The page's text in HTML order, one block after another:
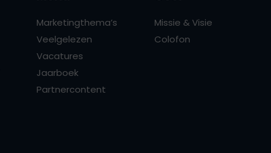
Marketingthema’s
Veelgelezen
Vacatures
Jaarboek
Partnercontent
Missie & Visie
Colofon